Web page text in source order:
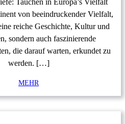
Tauchen in Europa’s Vielfalt
von beeindruckender Vielfalt,
reiche Geschichte, Kultur und
sondern auch faszinierende
die darauf warten, erkundet zu
werden. […]
MEHR